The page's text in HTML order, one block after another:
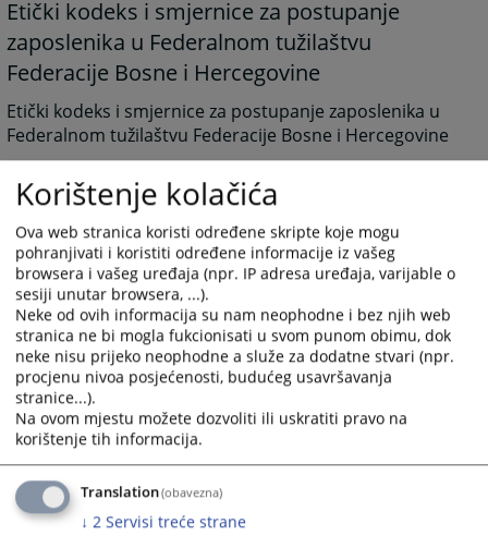
Etički kodeks i smjernice za postupanje
zaposlenika u Federalnom tužilaštvu
Federacije Bosne i Hercegovine
Etički kodeks i smjernice za postupanje zaposlenika u
Federalnom tužilaštvu Federacije Bosne i Hercegovine
2760 PREGLEDA
Prateći dokumenti
Etički kodeks i smjernice za postupanje zaposlenika u
Federalnom tužilaštvu Federacije Bosne i Hercegovine
Poslovnici
Korištenje kolačića
Ova web stranica koristi određene skripte koje mogu
pohranjivati i koristiti određene informacije iz vašeg
browsera i vašeg uređaja (npr. IP adresa uređaja, varijable o
sesiji unutar browsera, ...).
Neke od ovih informacija su nam neophodne i bez njih web
stranica ne bi mogla fukcionisati u svom punom obimu, dok
neke nisu prijeko neophodne a služe za dodatne stvari (npr.
procjenu nivoa posjećenosti, budućeg usavršavanja
stranice...).
Na ovom mjestu možete dozvoliti ili uskratiti pravo na
korištenje tih informacija.
Translation(obavezna)
↓ 2 Servisi treće strane